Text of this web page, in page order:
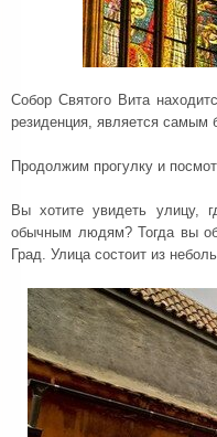
Собор Святого Вита
резиденция, является самым
Продолжим прогулку и
Вы хотите увидеть улицу,
обычным людям? Тогда вы
Град. Улица состоит из